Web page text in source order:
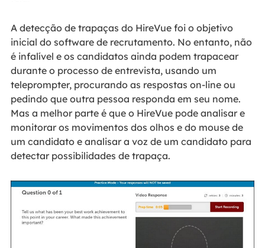
A detecção de trapaças do HireVue foi o objetivo
inicial do software de recrutamento. No entanto, não
é infalível e os candidatos ainda podem trapacear
durante o processo de entrevista, usando um
teleprompter, procurando as respostas on-line ou
pedindo que outra pessoa responda em seu nome.
Mas a melhor parte é que o HireVue pode analisar e
monitorar os movimentos dos olhos e do mouse de
um candidato e analisar a voz de um candidato para
detectar possibilidades de trapaça.